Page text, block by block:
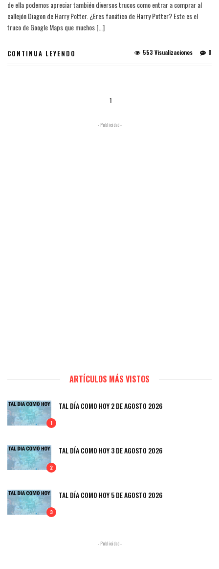
de ella podemos apreciar también diversos trucos como entrar a comprar al
callejón Diagon de Harry Potter. ¿Eres fanático de Harry Potter? Este es el
truco de Google Maps que muchos […]
CONTINUA LEYENDO 0
553 Visualizaciones
1
- Publicidad -
ARTÍCULOS MÁS VISTOS
1
TAL DÍA COMO HOY 2 DE AGOSTO 2026
2
TAL DÍA COMO HOY 3 DE AGOSTO 2026
3
TAL DÍA COMO HOY 5 DE AGOSTO 2026
- Publicidad -